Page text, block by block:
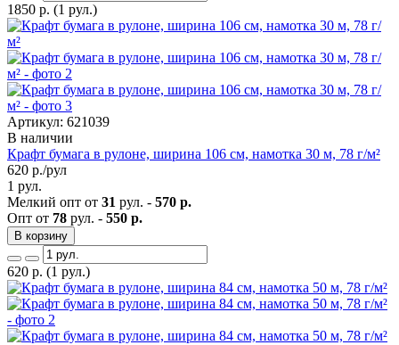
1850 р. (1 рул.)
Артикул: 621039
В наличии
Крафт бумага в рулоне, ширина 106 см, намотка 30 м, 78 г/м²
620 р./рул
1 рул.
Мелкий опт от 31 рул. - 570 р.
Опт от 78 рул. - 550 р.
В корзину
620 р. (1 рул.)